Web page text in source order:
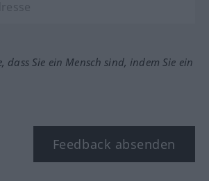
dass Sie ein Mensch sind, indem Sie ein
Feedback absenden